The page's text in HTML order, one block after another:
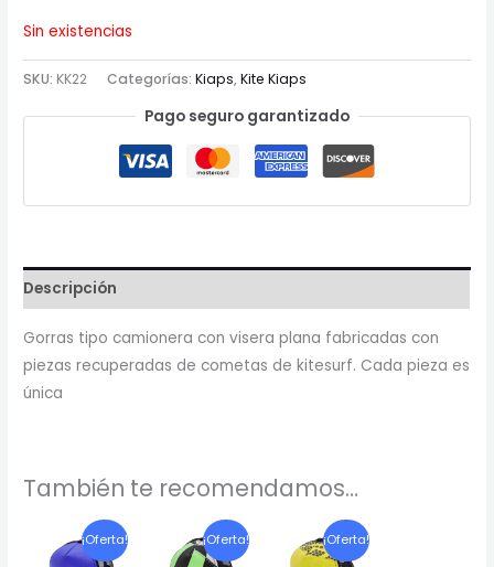
Sin existencias
SKU: KK22 Categorías:Kiaps,Kite Kiaps
Pago seguro garantizado
Descripción
Gorras tipo camionera con visera plana fabricadas con
piezas recuperadas de cometas de kitesurf. Cada pieza es
única
También te recomendamos…
¡Oferta! ¡Oferta! ¡Oferta!
ElEl